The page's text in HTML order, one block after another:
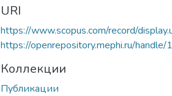
URI
https://www.scopus.com/record/
https://openrepository.mephi.ru/
Коллекции
Публикации